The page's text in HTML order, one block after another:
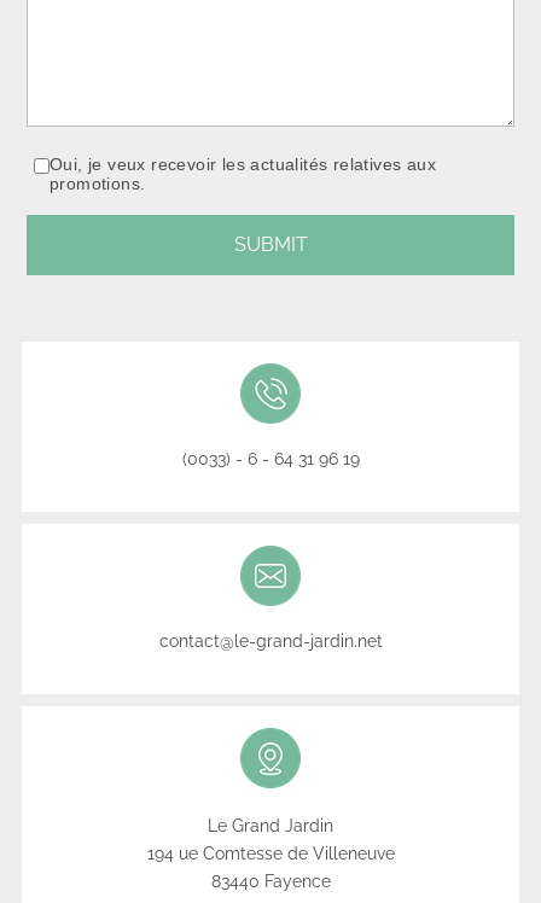
Oui, je veux recevoir les actualités relatives aux
promotions.
(0033) - 6 - 64 31 96 19
contact@le-grand-jardin.net
Le Grand Jardin
194 ue Comtesse de Villeneuve
83440 Fayence